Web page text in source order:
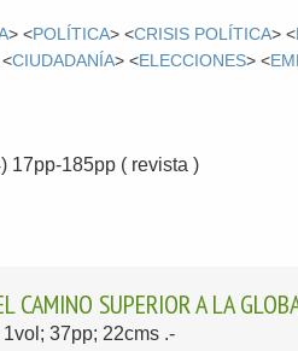
> <POLÍTICA> <CRISIS POLÍTICA> <
<CIUDADANÍA> <ELECCIONES> <
17pp-185pp ( revista )
CAMINO SUPERIOR A LA
1vol; 37pp; 22cms .-